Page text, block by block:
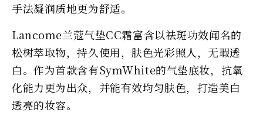
手法凝润质地更为舒适。
Lancome兰蔻气垫CC霜富含以祛斑功效闻名的
松树萃取物，持久使用，肤色光彩照人，无瑕透
白。作为首款含有SymWhite的气垫底妆，抗氧
化能力更为出众，并能有效均匀肤色，打造美白
透亮的妆容。